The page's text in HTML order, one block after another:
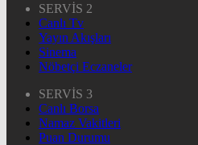
SERVİS 2
Canlı Tv
Yayın Akışları
Sinema
Nöbetçi Eczaneler
SERVİS 3
Canlı Borsa
Namaz Vakitleri
Puan Durumu